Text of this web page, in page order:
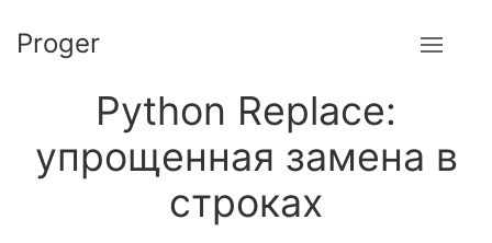
Proger
Python Replace:
упрощенная замена в
строках